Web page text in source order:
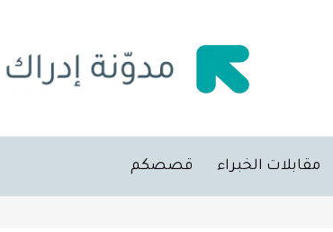
مقابلات الخبراء قصصكم